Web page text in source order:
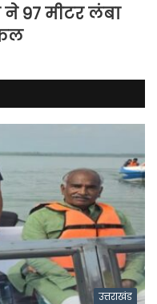
97 मीटर लंबा
उत्तराखंड